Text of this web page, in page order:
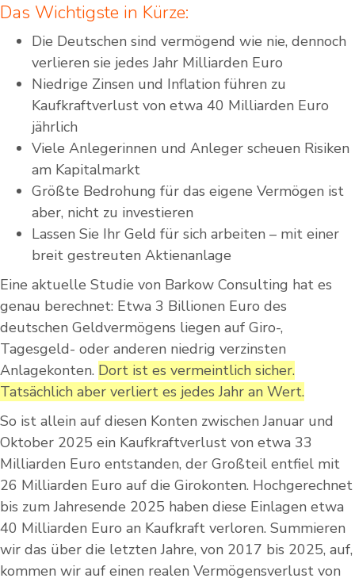
Das Wichtigste in Kürze:
Die Deutschen sind vermögend wie nie, dennoch
verlieren sie jedes Jahr Milliarden Euro
Niedrige Zinsen und Inflation führen zu
Kaufkraftverlust von etwa 40 Milliarden Euro
jährlich
Viele Anlegerinnen und Anleger scheuen Risiken
am Kapitalmarkt
Größte Bedrohung für das eigene Vermögen ist
aber, nicht zu investieren
Lassen Sie Ihr Geld für sich arbeiten – mit einer
breit gestreuten Aktienanlage
Eine aktuelle Studie von Barkow Consulting hat es
genau berechnet: Etwa 3 Billionen Euro des
deutschen Geldvermögens liegen auf Giro-,
Tagesgeld- oder anderen niedrig verzinsten
Anlagekonten. Dort ist es vermeintlich sicher.
Tatsächlich aber verliert es jedes Jahr an Wert.
So ist allein auf diesen Konten zwischen Januar und
Oktober 2025 ein Kaufkraftverlust von etwa 33
Milliarden Euro entstanden, der Großteil entfiel mit
26 Milliarden Euro auf die Girokonten. Hochgerechnet
bis zum Jahresende 2025 haben diese Einlagen etwa
40 Milliarden Euro an Kaufkraft verloren. Summieren
wir das über die letzten Jahre, von 2017 bis 2025, auf,
kommen wir auf einen realen Vermögensverlust von